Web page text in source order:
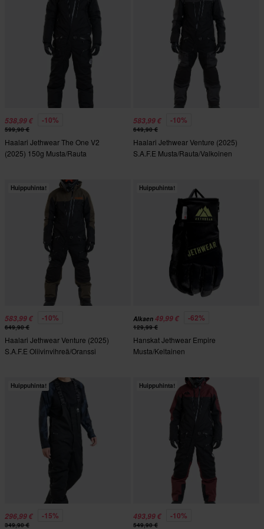
538,99 € -10%
599,90 €
Haalari Jethwear The One V2
(2025) 150g Musta/Rauta
583,99 € -10%
649,90 €
Haalari Jethwear Venture (2025)
S.A.F.E Musta/Rauta/Valkoinen
Huippuhinta!
583,99 € -10%
649,90 €
Haalari Jethwear Venture (2025)
S.A.F.E Oliivinvihreä/Oranssi
Huippuhinta!
Alkaen 49,99 € -62%
129,99 €
Hanskat Jethwear Empire
Musta/Keltainen
Huippuhinta!
296,99 € -15%
349,90 €
Huippuhinta!
493,99 € -10%
549,90 €